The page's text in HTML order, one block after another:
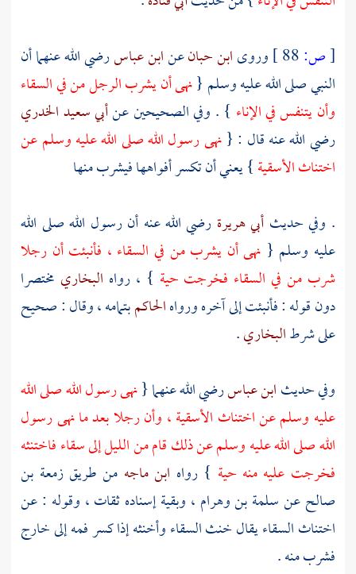
[ص: وروىابن حبانعنابن عباسرضي الله عنهما أن
النبي صلى الله عليه وسلم {نهى أن يشرب الرجل من في السقاء
وأن يتنفس في الإناء } . وفي الصحيحين عنأبي سعيد الخدري
رضي الله عنه قال : {نهى رسول الله صلى الله عليه وسلم عن
اختناث الأسقية} يعني أن تكسر أفواهها فيشرب منها
. وفي حديث أبي هريرة رضي الله عنه أن رسول الله صلى الله
عليه وسلم { نهى أن يشرب من في السقاء ، فأنبئت أن رجلا
شرب من في السقاء فخرجت حية } ، رواه البخاري مختصرا
دون قوله : فأنبئت إلى آخره ورواهالحاكمبتمامه ، وقال : صحيح
على شرطالبخاري.
وفي حديثابن عباسرضي الله عنهما {نهى رسول الله صلى الله
عليه وسلم عن اختناث الأسقية ، وأن رجلا بعد ما نهى رسول
الله صلى الله عليه وسلم عن ذلك قام من الليل إلى سقاء فاختنثه
فخرجت عليه منه حية } رواه ابن ماجه من طريقزمعة بن
صالحعنسلمة بن وهرام ، وبقية إسناده ثقات ، وقوله : عن
اختناث السقاء يقال خنث السقاء وأخنثه إذا كسر فمه إلى خارج
فشرب منه .